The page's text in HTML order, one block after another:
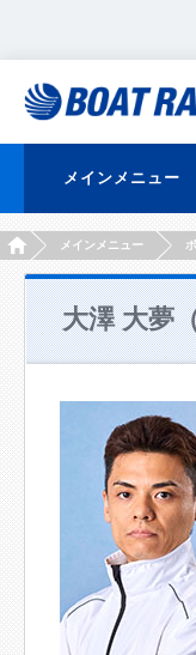
メインメニュー
HOMEメインメニュー
大澤 大夢